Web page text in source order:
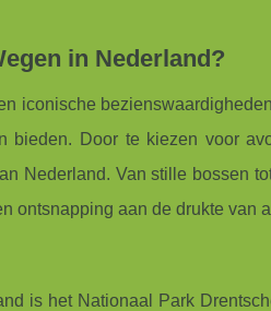
in Nederland?
iconische
bieden. Door te kiezen voor
Nederland. Van stille bossen
ontsnapping aan de drukte van
is het Nationaal Park